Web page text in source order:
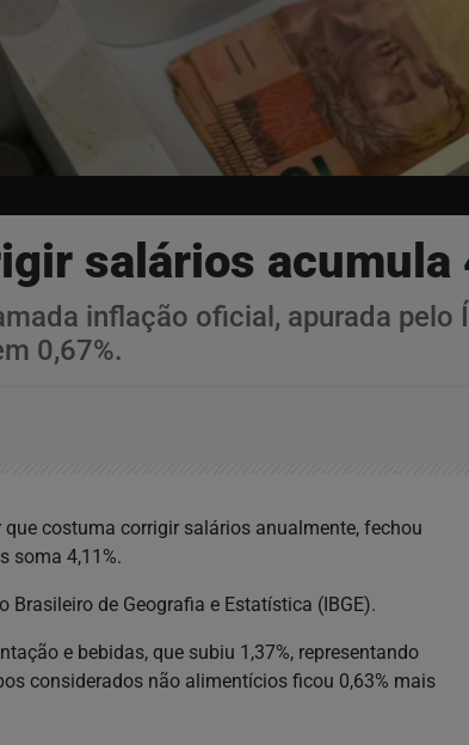
salários acumula
inflação oficial, apurada
0,67%.
costuma corrigir salários anualmente, fechou
soma 4,11%.
de Geografia e Estatística (IBGE).
e bebidas, que subiu 1,37%, representando
considerados não alimentícios ficou 0,63% mais